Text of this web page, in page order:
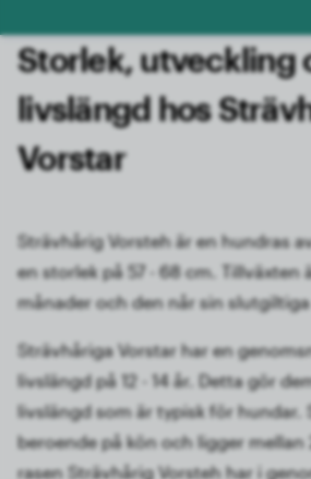
Storlek, utveckling
livslängd hos
Vorstar
Strävhårig Vorsteh är en hundras
en storlek på 57 - 68 cm. Tillväxten
månader och den når sin
Strävhåriga Vorstar har en
livslängd på 12 - 14 år. Detta gör
livslängd som är typisk för hundar.
beroende på kön och ligger mellan
rasen Strävhårig Vorsteh har i